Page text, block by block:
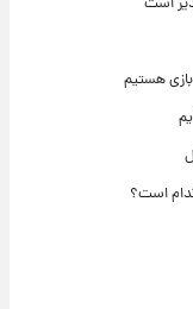
هستیم
است؟